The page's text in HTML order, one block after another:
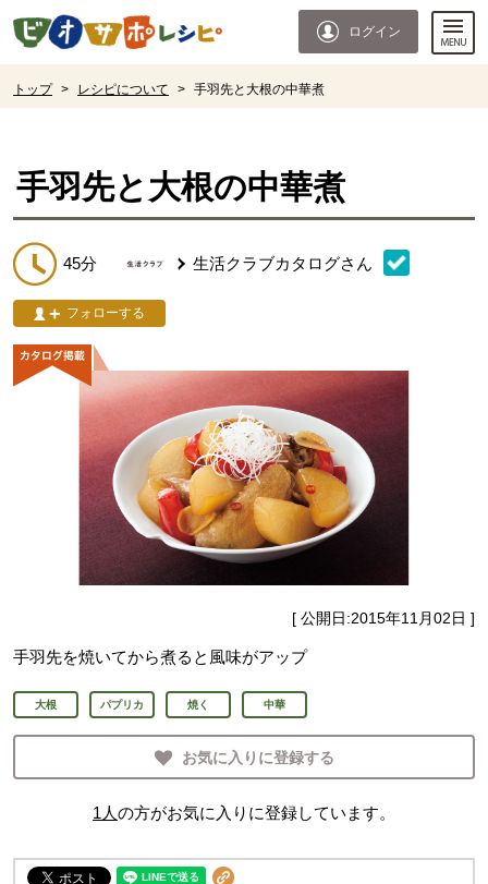
ページの先頭です。
ログイン
トップ > レシピについて > 手羽先と大根の中華煮
手羽先と大根の中華煮
45分 生活クラブカタログさん
フォローする
[ 公開日:2015年11月02日 ]
手羽先を焼いてから煮ると風味がアップ
大根 パプリカ 焼く 中華
お気に入りに登録する
1 人の方がお気に入りに登録しています。